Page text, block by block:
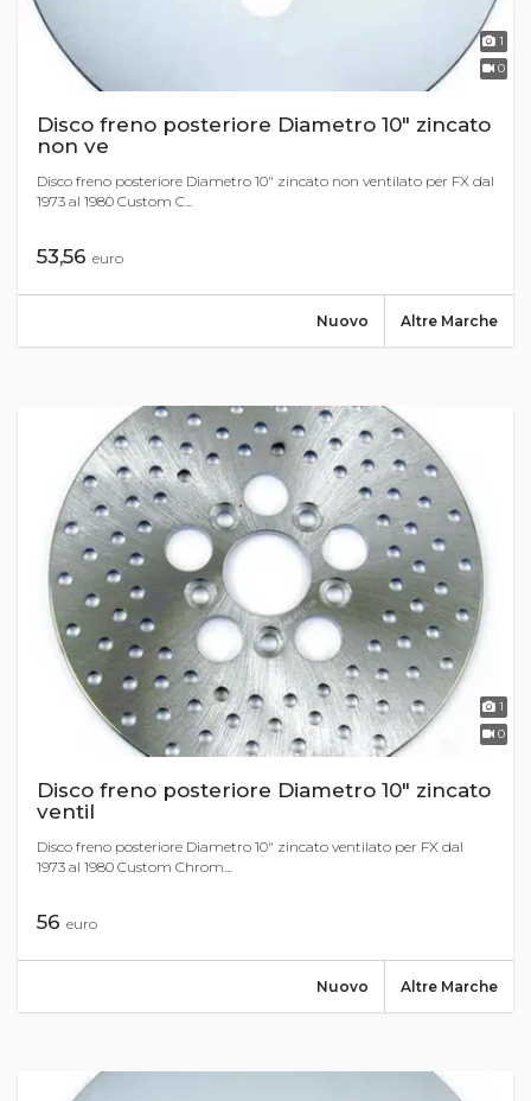
1
0
Disco freno posteriore Diametro 10" zincato
non ve
Disco freno posteriore Diametro 10" zincato non ventilato per FX dal
1973 al 1980 Custom C...
53,56 euro
Altre Marche
Nuovo
1
0
Disco freno posteriore Diametro 10" zincato
ventil
Disco freno posteriore Diametro 10" zincato ventilato per FX dal
1973 al 1980 Custom Chrom...
56 euro
Altre Marche
Nuovo